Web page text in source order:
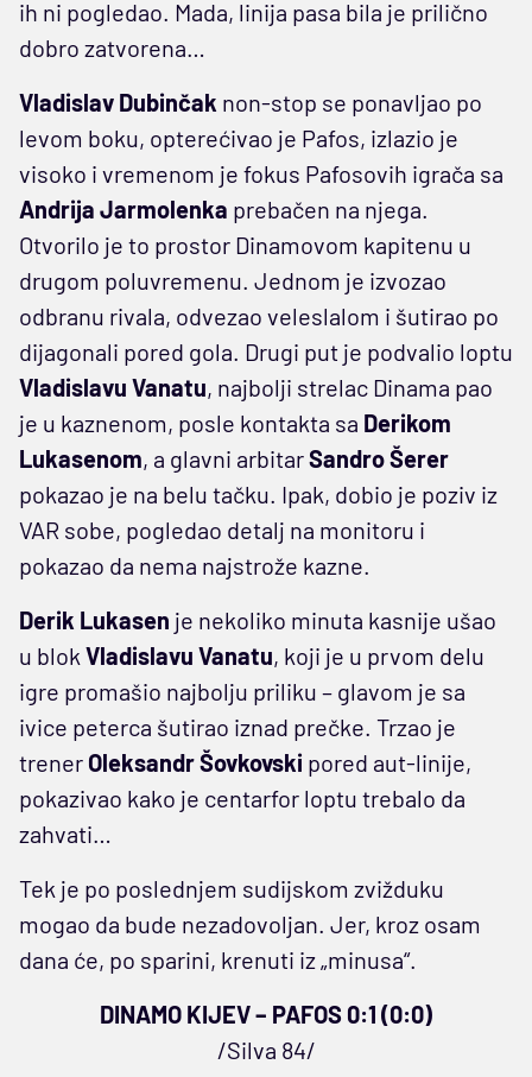
ih ni pogledao. Mada, linija pasa bila je prilično
dobro zatvorena…
Vladislav Dubinčak non-stop se ponavljao po
levom boku, opterećivao je Pafos, izlazio je
visoko i vremenom je fokus Pafosovih igrača sa
Andrija Jarmolenka prebačen na njega.
Otvorilo je to prostor Dinamovom kapitenu u
drugom poluvremenu. Jednom je izvozao
odbranu rivala, odvezao veleslalom i šutirao po
dijagonali pored gola. Drugi put je podvalio loptu
Vladislavu Vanatu, najbolji strelac Dinama pao
je u kaznenom, posle kontakta sa Derikom
Lukasenom, a glavni arbitarSandro Šerer
pokazao je na belu tačku. Ipak, dobio je poziv iz
VAR sobe, pogledao detalj na monitoru i
pokazao da nema najstrože kazne.
Derik Lukasen je nekoliko minuta kasnije ušao
u blok Vladislavu Vanatu, koji je u prvom delu
igre promašio najbolju priliku – glavom je sa
ivice peterca šutirao iznad prečke. Trzao je
trener Oleksandr Šovkovski pored aut-linije,
pokazivao kako je centarfor loptu trebalo da
zahvati…
Tek je po poslednjem sudijskom zvižduku
mogao da bude nezadovoljan. Jer, kroz osam
dana će, po sparini, krenuti iz „minusa“.
DINAMO KIJEV – PAFOS 0:1 (0:0)
/Silva 84/